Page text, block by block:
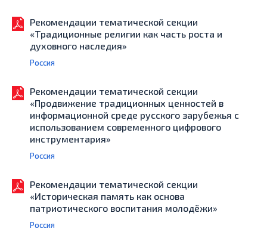
Рекомендации тематической секции
«Традиционные религии как часть роста и
духовного наследия»
Россия
Рекомендации тематической секции
«Продвижение традиционных ценностей в
информационной среде русского зарубежья с
использованием современного цифрового
инструментария»
Россия
Рекомендации тематической секции
«Историческая память как основа
патриотического воспитания молодёжи»
Россия